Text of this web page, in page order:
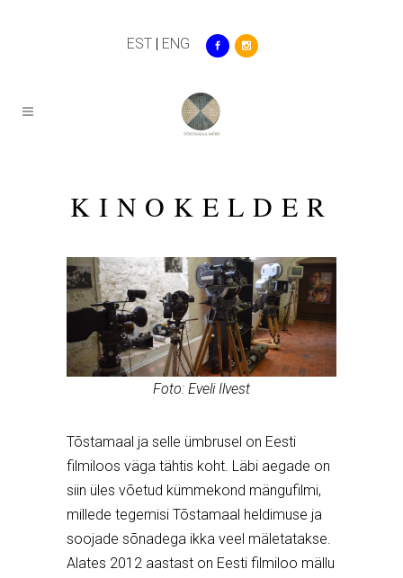
EST | ENG
KINOKELDER
Foto: Eveli Ilvest
Tõstamaal ja selle ümbrusel on Eesti
filmiloos väga tähtis koht. Läbi aegade on
siin üles võetud kümmekond mängufilmi,
millede tegemisi Tõstamaal heldimuse ja
soojade sõnadega ikka veel mäletatakse.
Alates 2012 aastast on Eesti filmiloo mällu